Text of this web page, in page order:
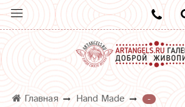
Главная Hand Made
-